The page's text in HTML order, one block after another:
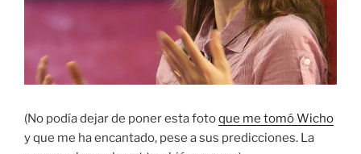
(No podía dejar de poner esta fotoque me tomó Wicho
y que me ha encantado, pese a sus predicciones. La